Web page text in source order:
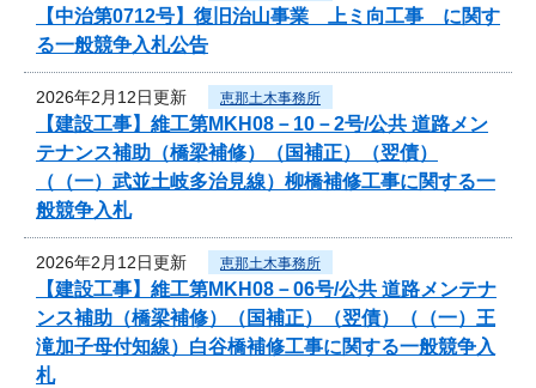
【中治第0712号】復旧治山事業 上ミ向工事 に関す
る一般競争入札公告
2026年2月12日更新 恵那土木事務所
【建設工事】維工第MKH08－10－2号/公共 道路メン
テナンス補助（橋梁補修）（国補正）（翌債）
（（一）武並土岐多治見線）柳橋補修工事に関する一
般競争入札
2026年2月12日更新 恵那土木事務所
【建設工事】維工第MKH08－06号/公共 道路メンテナ
ンス補助（橋梁補修）（国補正）（翌債）（（一）王
滝加子母付知線）白谷橋補修工事に関する一般競争入
札